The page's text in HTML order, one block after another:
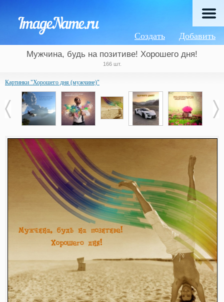
Добавить
Создать
Мужчина, будь на позитиве! Хорошего дня!
166 шт.
Картинки "Хорошего дня (мужчине)"